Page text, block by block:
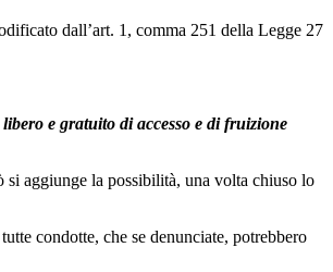
dall’art. 1, comma 251 della Legge 27
e gratuito di accesso e di fruizione
si aggiunge la possibilità, una volta chiuso lo
condotte, che se denunciate, potrebbero